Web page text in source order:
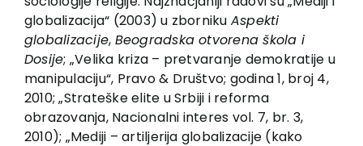
globalizacija“ (2003) u zborniku Aspekti
globalizacije, Beogradska otvorena škola i
Dosije; „Velika kriza – pretvaranje demokratije u
manipulaciju“, Pravo & Društvo; godina 1, broj 4,
2010; „Strateške elite u Srbiji i reforma
obrazovanja, Nacionalni interes vol. 7, br. 3,
2010); „Mediji – artiljerija globalizacije (kako